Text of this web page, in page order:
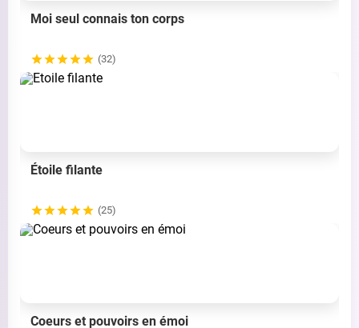
Moi seul connais ton corps
(32)
Étoile filante
(25)
Coeurs et pouvoirs en émoi